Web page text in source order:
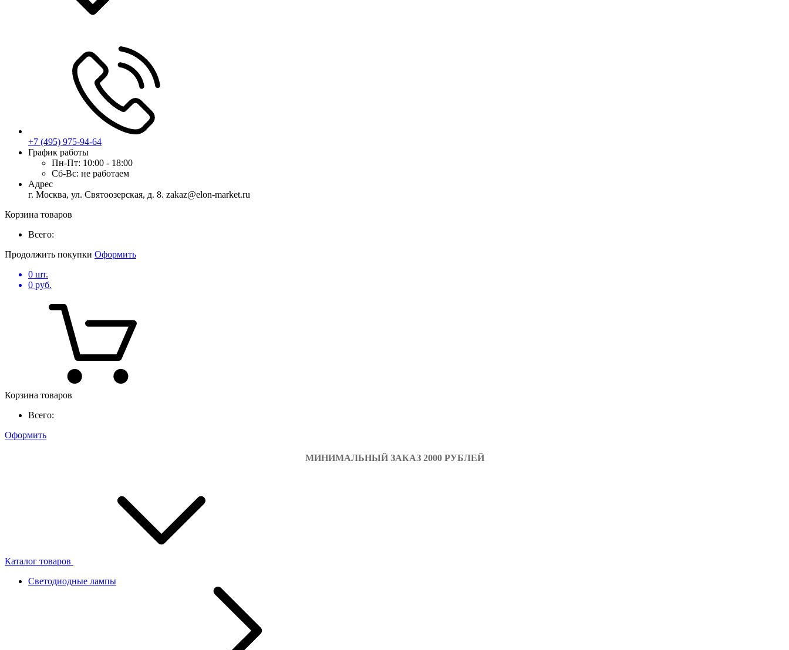
+7 (495) 975-94-64
График работы
Пн-Пт: 10:00 - 18:00
Сб-Вс: не работаем
Адрес
г. Москва, ул. Святоозерская, д. 8. zakaz@elon-market.ru
Корзина товаров
Всего:
Продолжить покупки Оформить
0 шт.
0 руб.
Корзина товаров
Всего:
Оформить
МИНИМАЛЬНЫЙ ЗАКАЗ 2000 РУБЛЕЙ
Каталог товаров
Светодиодные лампы